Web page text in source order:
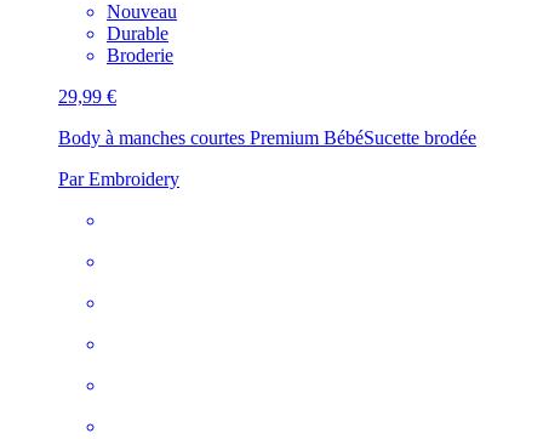
Nouveau
Durable
Broderie
29,99 €
Body à manches courtes Premium BébéSucette brodée
Par Embroidery